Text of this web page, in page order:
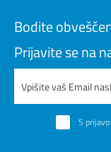
Bodite
Prijavite se na
S